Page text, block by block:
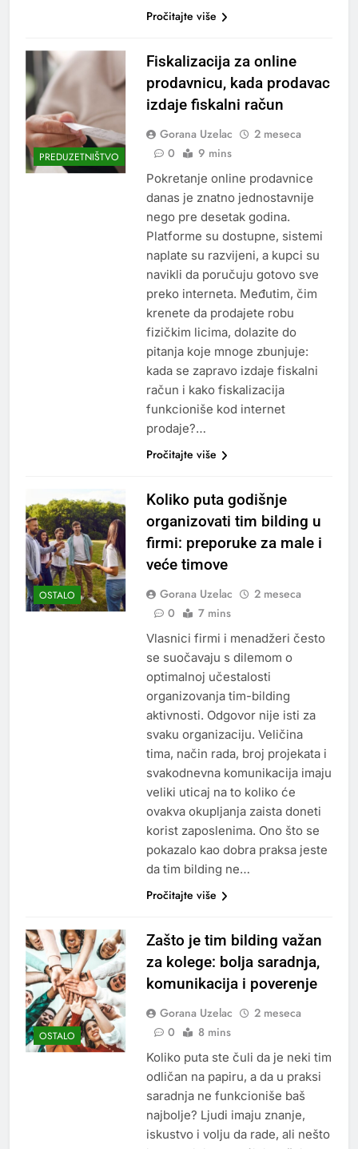
Pročitajte više
PREDUZETNIŠTVO
Fiskalizacija za online
prodavnicu, kada prodavac
izdaje fiskalni račun
Gorana Uzelac
2 meseca
0
9 mins
Pokretanje online prodavnice
danas je znatno jednostavnije
nego pre desetak godina.
Platforme su dostupne, sistemi
naplate su razvijeni, a kupci su
navikli da poručuju gotovo sve
preko interneta. Međutim, čim
krenete da prodajete robu
fizičkim licima, dolazite do
pitanja koje mnoge zbunjuje:
kada se zapravo izdaje fiskalni
račun i kako fiskalizacija
funkcioniše kod internet
prodaje?…
Pročitajte više
OSTALO
Koliko puta godišnje
organizovati tim bilding u
firmi: preporuke za male i
veće timove
Gorana Uzelac
2 meseca
0
7 mins
Vlasnici firmi i menadžeri često
se suočavaju s dilemom o
optimalnoj učestalosti
organizovanja tim-bilding
aktivnosti. Odgovor nije isti za
svaku organizaciju. Veličina
tima, način rada, broj projekata i
svakodnevna komunikacija imaju
veliki uticaj na to koliko će
ovakva okupljanja zaista doneti
korist zaposlenima. Ono što se
pokazalo kao dobra praksa jeste
da tim bilding ne…
Pročitajte više
OSTALO
Zašto je tim bilding važan
za kolege: bolja saradnja,
komunikacija i poverenje
Gorana Uzelac
2 meseca
0
8 mins
Koliko puta ste čuli da je neki tim
odličan na papiru, a da u praksi
saradnja ne funkcioniše baš
najbolje? Ljudi imaju znanje,
iskustvo i volju da rade, ali nešto